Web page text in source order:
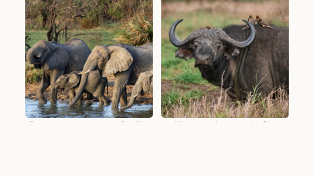
Rencontre avec une famille
L'impressionnant buflle